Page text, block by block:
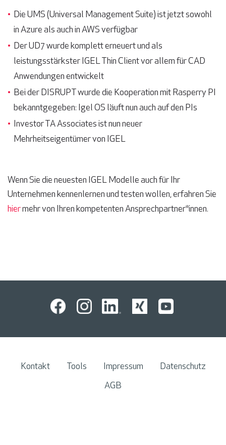
Die UMS (Universal Management Suite) ist jetzt sowohl
in Azure als auch in AWS verfügbar
Der UD7 wurde komplett erneuert und als
leistungsstärkster IGEL Thin Client vor allem für CAD
Anwendungen entwickelt
Bei der DISRUPT wurde die Kooperation mit Rasperry PI
bekanntgegeben: Igel OS läuft nun auch auf den PIs
Investor TA Associates ist nun neuer
Mehrheitseigentümer von IGEL
Wenn Sie die neuesten IGEL Modelle auch für Ihr
Unternehmen kennenlernen und testen wollen, erfahren Sie
hiermehr von Ihren kompetenten Ansprechpartner*innen.
Kontakt Tools Impressum
Datenschutz
AGB